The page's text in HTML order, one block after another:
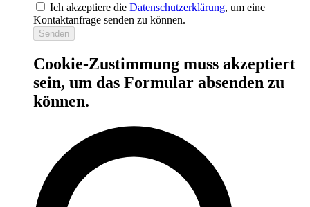
Ich akzeptiere die Datenschutzerklärung, um eine
Kontaktanfrage senden zu können.
Senden
Cookie-Zustimmung muss akzeptiert
sein, um das Formular absenden zu
können.